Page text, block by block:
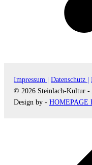
Impressum | Datenschutz |
© 2026 Steinlach-Kultur -
Design by - HOMEPAGE